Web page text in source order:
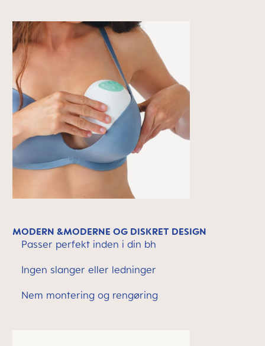
MODERN &MODERNE OG DISKRET DESIGN
Passer perfekt inden i din bh
Ingen slanger eller ledninger
Nem montering og rengøring